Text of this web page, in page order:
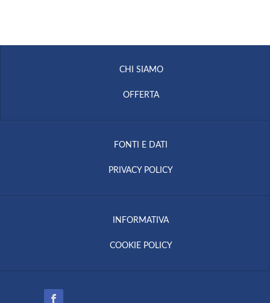
CHI SIAMO
OFFERTA
FONTI E DATI
PRIVACY POLICY
INFORMATIVA
COOKIE POLICY